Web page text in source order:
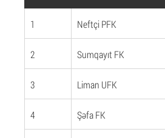
1 Neftçi PFK
2 Sumqayıt FK
3 Liman UFK
4 Şəfa FK